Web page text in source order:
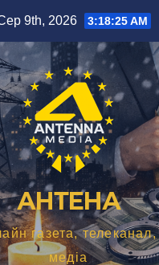
9th, 2026 3:18:26 AM
АНТЕНА
газета, телеканал,
медіа